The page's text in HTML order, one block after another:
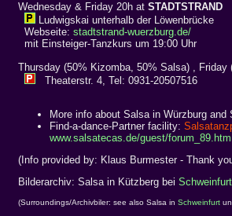
Wednesday & Friday 20h at STADTSTRAND
Ludwigskai unterhalb der Löwenbrücke
Webseite: stadtstrand-wuerzburg.de/
mit Einsteiger-Tanzkurs um 19:00 Uhr
Thursday (50% Kizomba, 50% Salsa) ,
Theaterstr. 4, Tel: 0931-20507516
More info about Salsa in Würzburg and
Find-a-dance-Partner facility:
www.salsatecas.de/guest/forum_89.htm
(Info provided by: Klaus Burmester - Thank
Bilderarchiv: Salsa in Kützberg bei Schweinfurt
(Surroundings/Archivbiler: see also Salsa in Schweinfurt